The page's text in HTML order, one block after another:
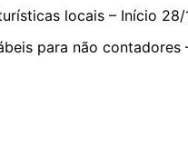
locais – Início
para não